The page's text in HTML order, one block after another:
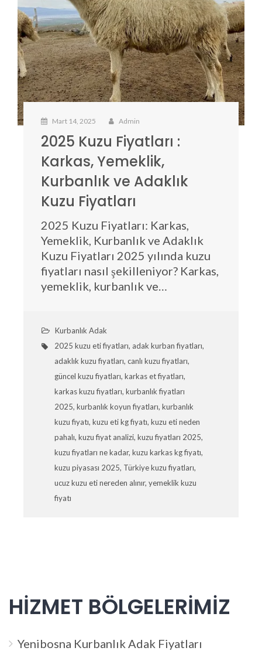
Mart 14, 2025 Admin
2025 Kuzu Fiyatları :
Karkas, Yemeklik,
Kurbanlık ve Adaklık
Kuzu Fiyatları
2025 Kuzu Fiyatları: Karkas,
Yemeklik, Kurbanlık ve Adaklık
Kuzu Fiyatları 2025 yılında kuzu
fiyatları nasıl şekilleniyor? Karkas,
yemeklik, kurbanlık ve…
Kurbanlık Adak
2025 kuzu eti fiyatları, adak kurban fiyatları,
adaklık kuzu fiyatları, canlı kuzu fiyatları,
güncel kuzu fiyatları, karkas et fiyatları,
karkas kuzu fiyatları, kurbanlık fiyatları
2025, kurbanlık koyun fiyatları, kurbanlık
kuzu fiyatı, kuzu eti kg fiyatı, kuzu eti neden
pahalı, kuzu fiyat analizi, kuzu fiyatları 2025,
kuzu fiyatları ne kadar, kuzu karkas kg fiyatı,
kuzu piyasası 2025, Türkiye kuzu fiyatları,
ucuz kuzu eti nereden alınır, yemeklik kuzu
fiyatı
HİZMET BÖLGELERİMİZ
Yenibosna Kurbanlık Adak Fiyatları